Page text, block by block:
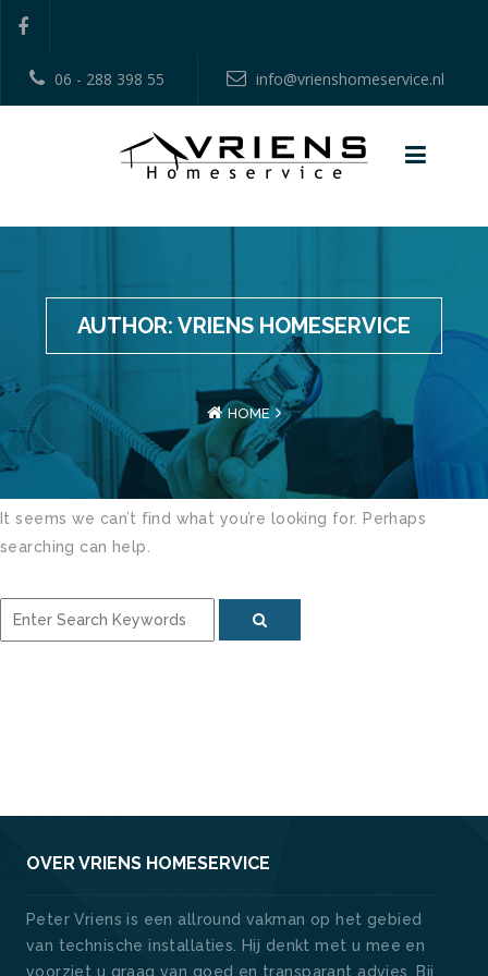
06 - 288 398 55 info@vrienshomeservice.nl
AUTHOR: VRIENS HOMESERVICE
HOME
It seems we can’t find what you’re looking for. Perhaps
searching can help.
OVER VRIENS HOMESERVICE
Peter Vriens is een allround vakman op het gebied
van technische installaties. Hij denkt met u mee en
voorziet u graag van goed en transparant advies. Bij